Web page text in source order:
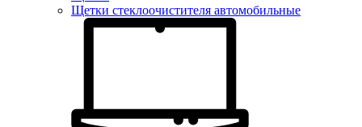
Щетки стеклоочистителя автомобильные